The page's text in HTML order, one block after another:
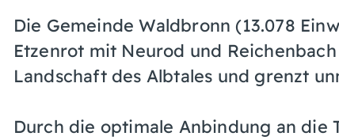
Die Gemeinde Waldbronn (13.078
Etzenrot mit Neurod und
Landschaft des Albtales und grenzt
Durch die optimale Anbindung an die